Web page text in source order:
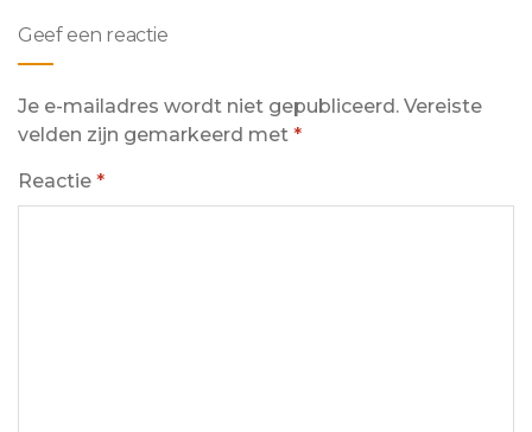
Geef een reactie
Je e-mailadres wordt niet gepubliceerd. Vereiste
velden zijn gemarkeerd met *
Reactie *